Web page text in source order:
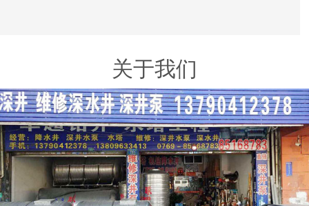
关于我们